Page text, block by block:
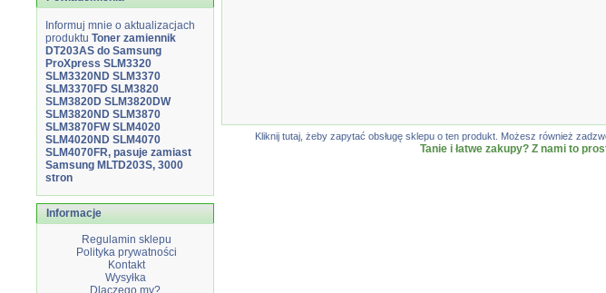
Informuj mnie o aktualizacjach
produktu Toner zamiennik
DT203AS do Samsung
ProXpress SLM3320
SLM3320ND SLM3370
SLM3370FD SLM3820
SLM3820D SLM3820DW
SLM3820ND SLM3870
SLM3870FW SLM4020
SLM4020ND SLM4070
SLM4070FR, pasuje zamiast
Samsung MLTD203S, 3000
stron
Informacje
Regulamin sklepu
Polityka prywatności
Kontakt
Wysyłka
Dlaczego my?
Kliknij tutaj, żeby zapytać obsługę sklepu o ten produkt. Możesz również
Tanie i łatwe zakupy? Z nami to